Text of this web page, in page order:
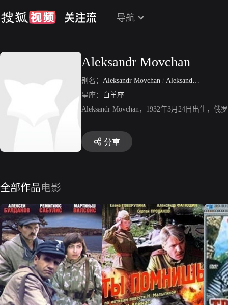
导航
Aleksandr Movchan
别名： Aleksandr Movchan / Aleksandr Andreyevich Movchan
星座：
白羊座
Aleksandr Movchan，1932年3月24日出生，
分享
全部作品电影